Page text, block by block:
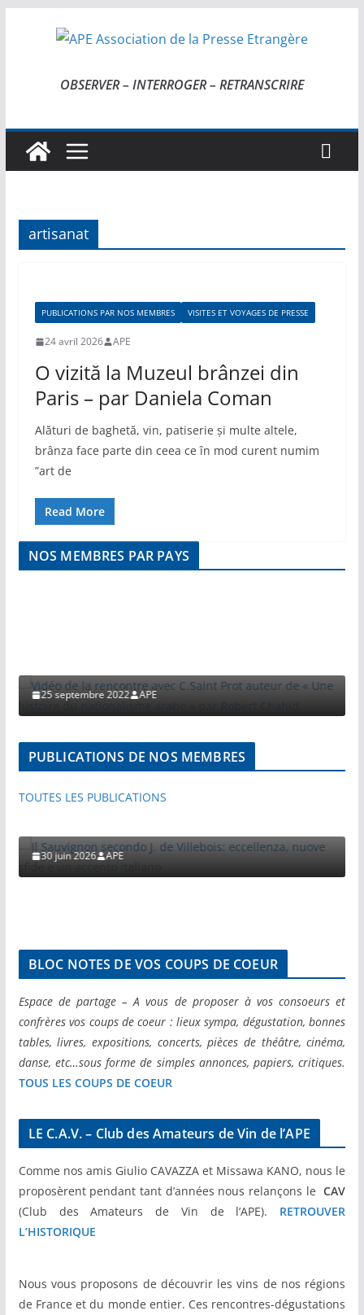
OBSERVER – INTERROGER – RETRANSCRIRE
artisanat
PUBLICATIONS PAR NOS MEMBRES VISITES ET VOYAGES DE PRESSE
24 avril 2026 APE
O vizită la Muzeul brânzei din
Paris – par Daniela Coman
Alături de baghetă, vin, patiserie și multe altele,
brânza face parte din ceea ce în mod curent numim
”art de
Read More
NOS MEMBRES PAR PAYS
25 septembre 2022 APE
PUBLICATIONS DE NOS MEMBRES
TOUTES LES PUBLICATIONS
30 juin 2026 APE
BLOC NOTES DE VOS COUPS DE COEUR
Espace de partage – A vous de proposer à vos consoeurs et
confrères vos coups de coeur : lieux sympa, dégustation, bonnes
tables, livres, expositions, concerts, pièces de théâtre, cinéma,
danse, etc…sous forme de simples annonces, papiers, critiques.
TOUS LES COUPS DE COEUR
LE C.A.V. – Club des Amateurs de Vin de l’APE
Comme nos amis Giulio CAVAZZA et Missawa KANO, nous le
proposèrent pendant tant d’années nous relançons leCAV
(Club des Amateurs de Vin de l’APE). RETROUVER
L’HISTORIQUE
Nous vous proposons de découvrir les vins de nos régions
de France et du monde entier. Ces rencontres-dégustations